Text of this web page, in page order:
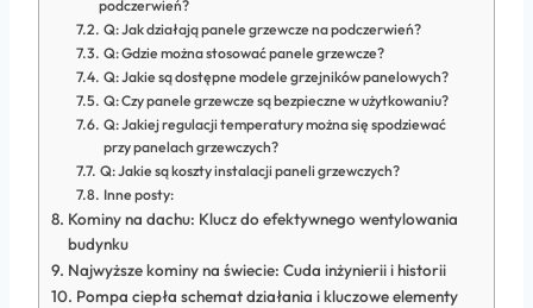
podczerwień?
Q: Jak działają panele grzewcze na podczerwień?
Q: Gdzie można stosować panele grzewcze?
Q: Jakie są dostępne modele grzejników panelowych?
Q: Czy panele grzewcze są bezpieczne w użytkowaniu?
Q: Jakiej regulacji temperatury można się spodziewać
przy panelach grzewczych?
Q: Jakie są koszty instalacji paneli grzewczych?
Inne posty:
Kominy na dachu: Klucz do efektywnego wentylowania
budynku
Najwyższe kominy na świecie: Cuda inżynierii i historii
Pompa ciepła schemat działania i kluczowe elementy